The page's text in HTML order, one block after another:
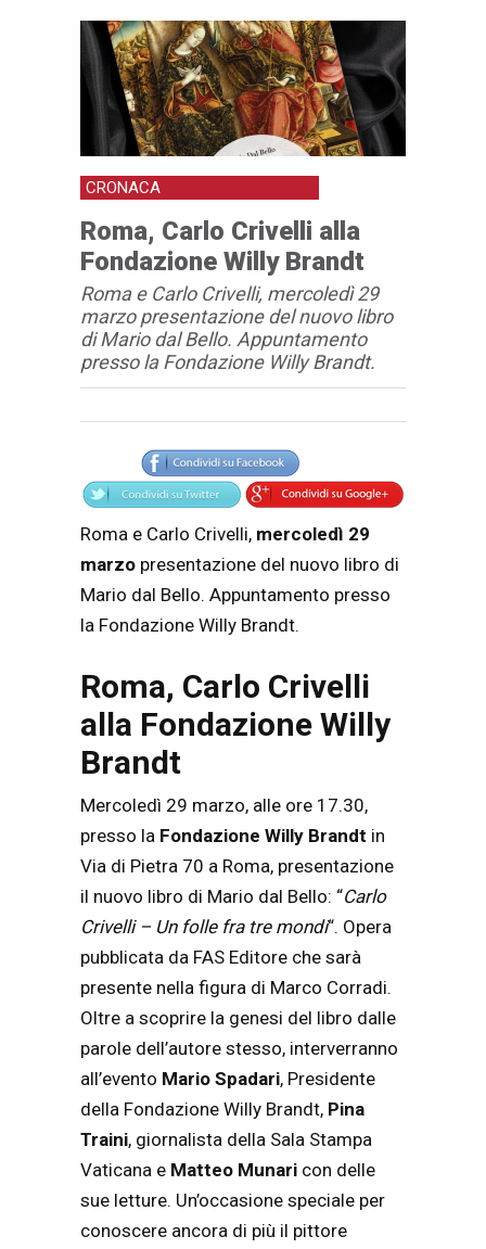
CRONACA
Roma, Carlo Crivelli alla
Fondazione Willy Brandt
Roma e Carlo Crivelli, mercoledì 29
marzo presentazione del nuovo libro
di Mario dal Bello. Appuntamento
presso la Fondazione Willy Brandt.
Articolo
Testo articolo principale
Roma e Carlo Crivelli, mercoledì 29
marzo presentazione del nuovo libro di
Mario dal Bello. Appuntamento presso
la Fondazione Willy Brandt.
Roma, Carlo Crivelli
alla Fondazione Willy
Brandt
Mercoledì 29 marzo, alle ore 17.30,
presso la Fondazione Willy Brandt in
Via di Pietra 70 a Roma, presentazione
il nuovo libro di Mario dal Bello: “Carlo
Crivelli – Un folle fra tre mondi“. Opera
pubblicata da FAS Editore che sarà
presente nella figura di Marco Corradi.
Oltre a scoprire la genesi del libro dalle
parole dell’autore stesso, interverranno
all’evento Mario Spadari, Presidente
della Fondazione Willy Brandt, Pina
Traini, giornalista della Sala Stampa
Vaticana e Matteo Munari con delle
sue letture. Un’occasione speciale per
conoscere ancora di più il pittore